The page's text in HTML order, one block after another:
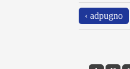
‹ adpugno